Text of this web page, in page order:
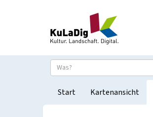
Start Kartenansicht